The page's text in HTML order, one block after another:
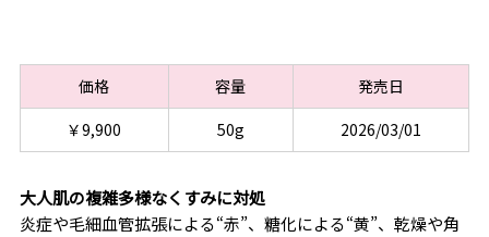
価格 容量
発売日
￥9,900
50g 2026/03/01
大人肌の複雑多様なくすみに対処
炎症や毛細血管拡張による“赤”、糖化による“黄”、乾燥や角